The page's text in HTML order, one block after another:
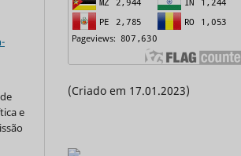
e
(Criado em 17.01.2023)